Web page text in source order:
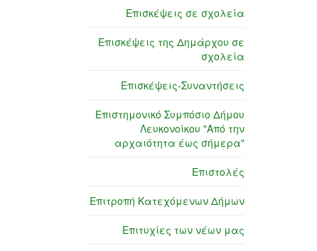
Επισκέψεις σε σχολεία
Επισκέψεις της Δημάρχου σε
σχολεία
Επισκέψεις-Συναντήσεις
Επιστημονικό Συμπόσιο Δήμου
Λευκονοίκου "Από την
αρχαιότητα έως σήμερα"
Επιστολές
Επιτροπή Κατεχόμενων Δήμων
Επιτυχίες των νέων μας